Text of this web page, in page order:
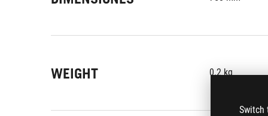
Switch
WEIGHT 0.2 kg